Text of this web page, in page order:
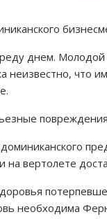
днем. Молодой
что
вертолете
необходима